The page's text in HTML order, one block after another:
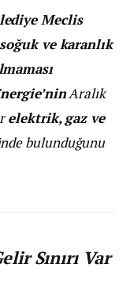
Meclis
soğuk ve karanlık
Aralık
elektrik, gaz ve
bulunduğunu
Sınırı Var